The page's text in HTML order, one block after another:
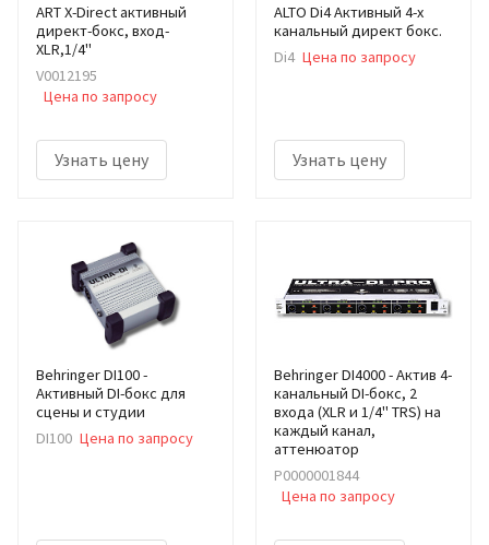
ART X-Direct активный
директ-бокс, вход-
XLR,1/4"
V0012195
Цена по запросу
Узнать цену
ALTO Di4 Активный 4-х
канальный директ бокс.
Di4 Цена по запросу
Узнать цену
Behringer DI100 -
Активный DI-бокс для
сцены и студии
DI100 Цена по запросу
Behringer DI4000 - Актив 4-
канальный DI-бокс, 2
входа (XLR и 1/4" TRS) на
каждый канал,
аттенюатор
Р0000001844
Цена по запросу